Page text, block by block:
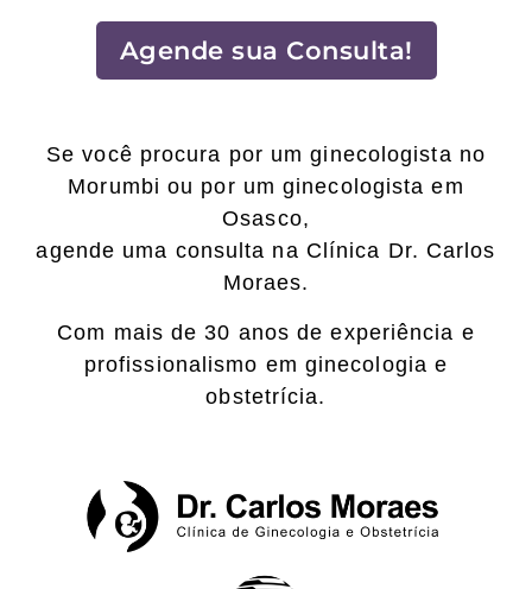
Agende sua Consulta!
Se você procura por um ginecologista no
Morumbi ou por um ginecologista em
Osasco,
agende uma consulta na Clínica Dr. Carlos
Moraes.
Com mais de 30 anos de experiência e
profissionalismo em ginecologia e
obstetrícia.